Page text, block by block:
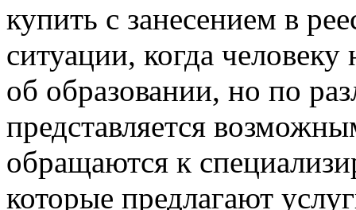
купить с зaнeсeниeм в
ситуации, когда
об образовании, но по
представляется
обращаются к
которые предлагают